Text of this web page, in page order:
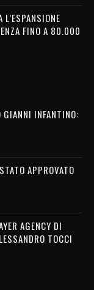
FINO A 80.000
INFANTINO:
APPROVATO
AGENCY DI
TOCCI